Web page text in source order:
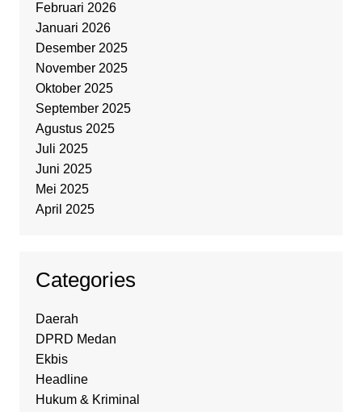
Februari 2026
Januari 2026
Desember 2025
November 2025
Oktober 2025
September 2025
Agustus 2025
Juli 2025
Juni 2025
Mei 2025
April 2025
Categories
Daerah
DPRD Medan
Ekbis
Headline
Hukum & Kriminal